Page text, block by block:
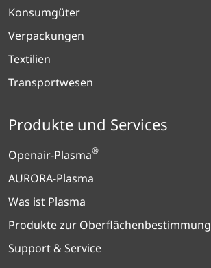
Konsumgüter
Verpackungen
Textilien
Transportwesen
Produkte und Services
Openair-Plasma®
AURORA-Plasma
Was ist Plasma
Produkte zur Oberflächenbestimmung
Support & Service